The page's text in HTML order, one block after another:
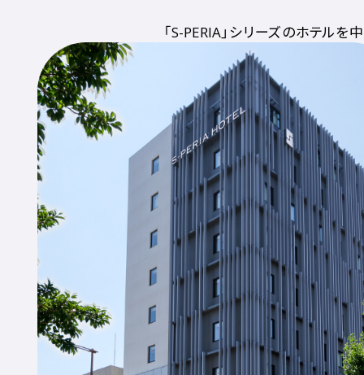
「S-PERIA」シリーズのホテルを中
心に、日本全国に8ホテルを展開
しています。
長年にわたり、ホテル事業で培っ
てきた心づくしの接客で、お客様を
お迎えし、気持ちの良い旅の出発
までサポート。
ホテルサービスを通じて、地域の
魅力とお客様をつなぐ架け橋にな
る空間を創り続けています。
詳しくはこちら